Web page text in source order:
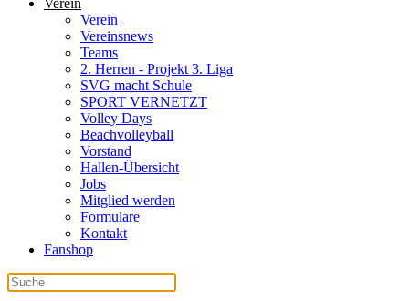
Verein
Verein
Vereinsnews
Teams
2. Herren - Projekt 3. Liga
SVG macht Schule
SPORT VERNETZT
Volley Days
Beachvolleyball
Vorstand
Hallen-Übersicht
Jobs
Mitglied werden
Formulare
Kontakt
Fanshop